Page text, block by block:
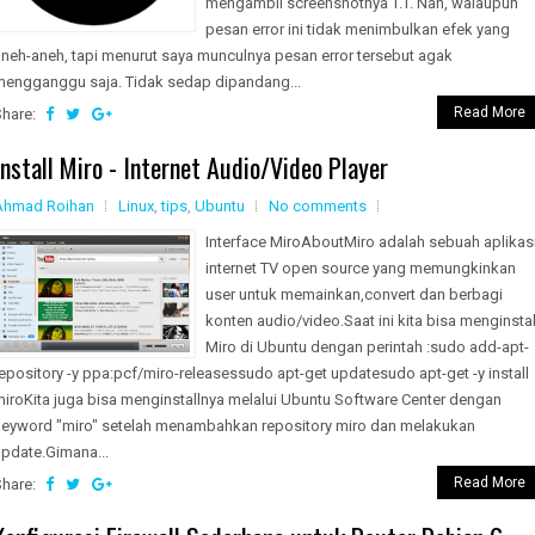
pesan error ini tidak menimbulkan efek yang
aneh, tapi menurut saya munculnya pesan error tersebut agak
saja. Tidak sedap dipandang...
Read More
Miro - Internet Audio/Video Player
Roihan Linux,tips, Ubuntu
No comments
Interface MiroAboutMiro adalah sebuah
internet TV open source yang memungkinkan
user untuk memainkan,convert dan berbagi
konten audio/video.Saat ini kita bisa
Miro di Ubuntu dengan perintah :sudo add-apt-
-y ppa:pcf/miro-releasessudo apt-get updatesudo apt-get -y install
juga bisa menginstallnya melalui Ubuntu Software Center dengan
"miro" setelah menambahkan repository miro dan melakukan
Read More